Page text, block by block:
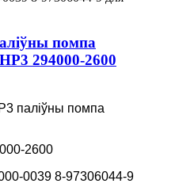
помпа
294000-2600
паліўны помпа
2600
0039 8-97306044-9